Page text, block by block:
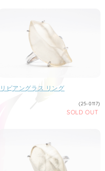
リビアングラス リング
(25-0117)
SOLD OUT